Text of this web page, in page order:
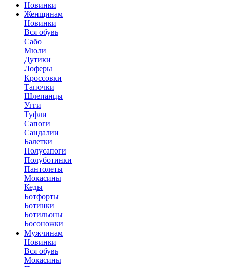
Новинки
Женщинам
Новинки
Вся обувь
Сабо
Мюли
Дутики
Лоферы
Кроссовки
Тапочки
Шлепанцы
Угги
Туфли
Сапоги
Сандалии
Балетки
Полусапоги
Полуботинки
Пантолеты
Мокасины
Кеды
Ботфорты
Ботинки
Ботильоны
Босоножки
Мужчинам
Новинки
Вся обувь
Мокасины